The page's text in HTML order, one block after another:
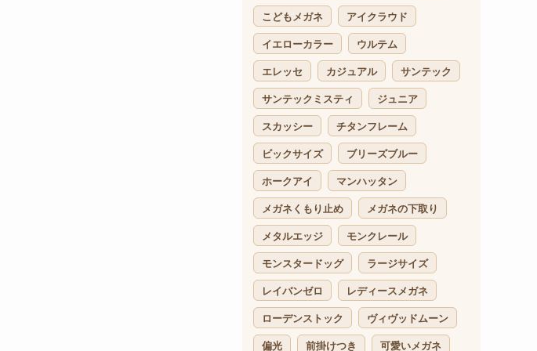
こどもメガネ
アイクラウド
イエローカラー
ウルテム
エレッセ
カジュアル
サンテック
サンテックミスティ
ジュニア
スカッシー
チタンフレーム
ビックサイズ
ブリーズブルー
ホークアイ
マンハッタン
メガネくもり止め
メガネの下取り
メタルエッジ
モンクレール
モンスタードッグ
ラージサイズ
レイバンゼロ
レディースメガネ
ローデンストック
ヴィヴッドムーン
偏光
前掛けつき 可愛いメガネ